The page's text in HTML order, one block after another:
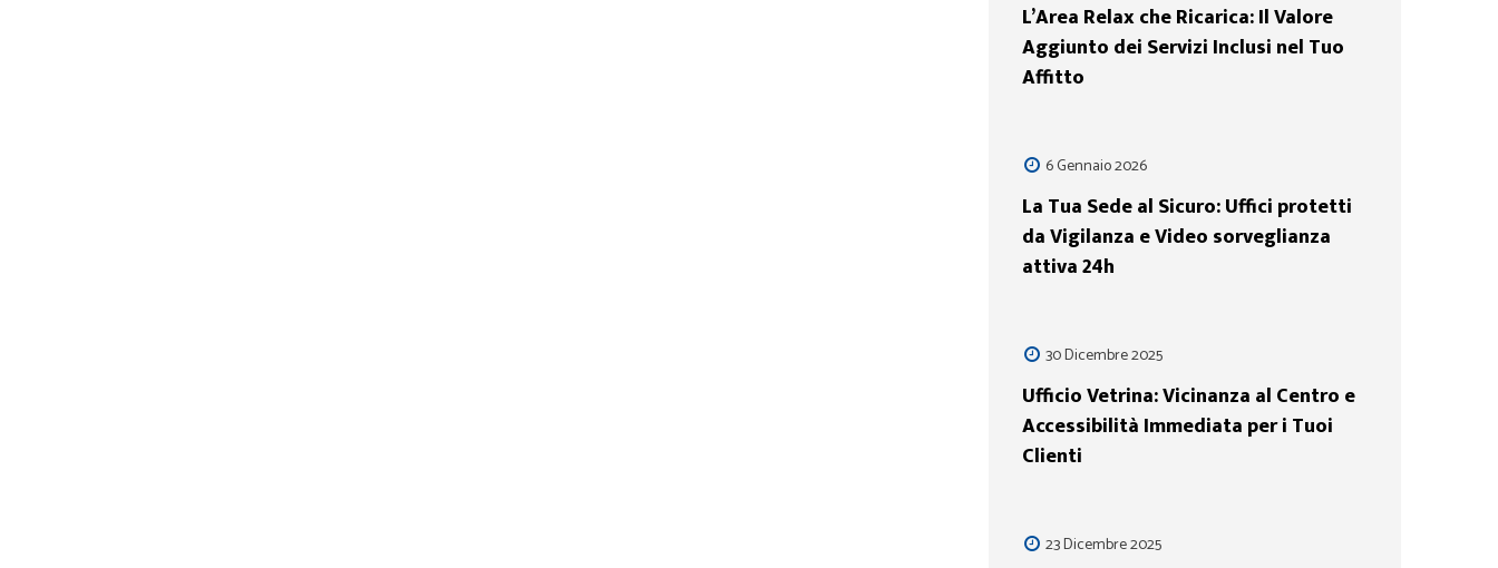
L’Area Relax che Ricarica: Il Valore
Aggiunto dei Servizi Inclusi nel Tuo
Affitto
6 Gennaio 2026
La Tua Sede al Sicuro: Uffici protetti
da Vigilanza e Video sorveglianza
attiva 24h
30 Dicembre 2025
Ufficio Vetrina: Vicinanza al Centro e
Accessibilità Immediata per i Tuoi
Clienti
23 Dicembre 2025